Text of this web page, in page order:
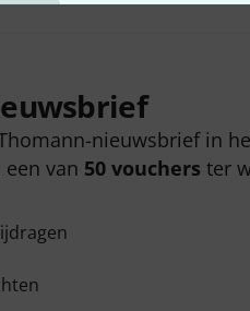
nieuwsbrief in
van 50 vouchers ter